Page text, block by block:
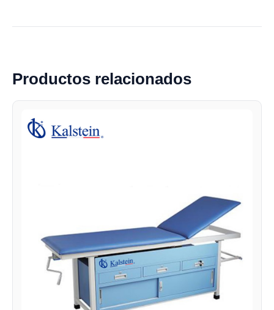
Productos relacionados